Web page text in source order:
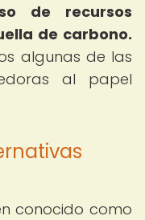
de recursos
de carbono.
algunas de las
al papel
conocido como